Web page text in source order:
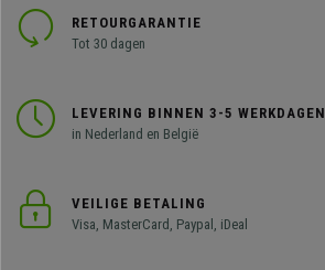
RETOURGARANTIE
Tot 30 dagen
LEVERING BINNEN 3-5 WERKDAGEN
in Nederland en België
VEILIGE BETALING
Visa, MasterCard, Paypal, iDeal